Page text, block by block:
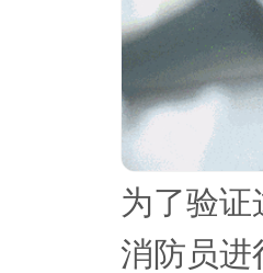
为了验证
消防员进